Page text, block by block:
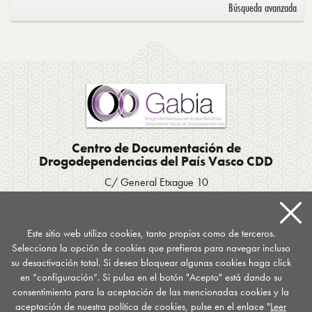
Búsquedaavanzada
Centro de Documentación de
Drogodependencias del País Vasco CDD
C/ General Etxague 10
Apartado postal 667
documentacion@drogomedia.com
Síguenos en...
Este sitio web utiliza cookies, tanto propias como de terceros.
Selecciona la opción de cookies que prefieras para navegar incluso
su desactivación total. Si desea bloquear algunas cookies haga click
en “configuración”. Si pulsa en el botón "Acepto" está dando su
consentimiento para la aceptación de las mencionadas cookies y la
aceptación de nuestra política de cookies, pulse en el enlace "Leer